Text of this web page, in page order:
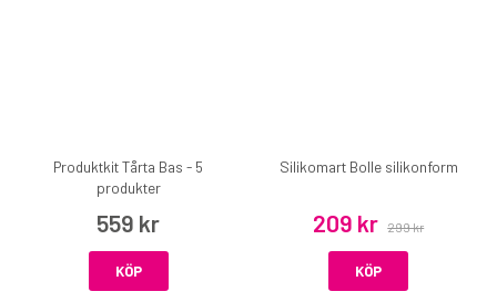
Produktkit Tårta Bas - 5
produkter
559 kr
KÖP
Silikomart Bolle silikonform
209 kr 299 kr
KÖP